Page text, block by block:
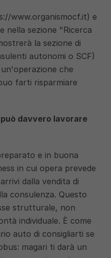
www.organismocf.it) e
nella sezione "Ricerca
la sezione di
autonomi o SCF)
che
farti risparmiare
davvero lavorare
e in buona
in cui opera prevede
dalla vendita di
consulenza. Questo
strutturale, non
individuale. È come
auto di consigliarti se
magari ti darà un